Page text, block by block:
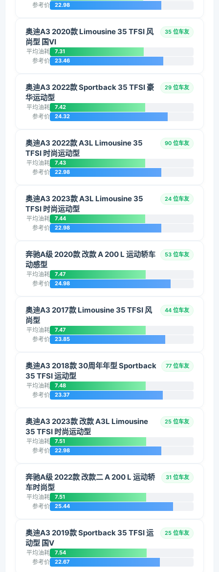
参考价 22.98
奥迪A3 2020款 Limousine 35 TFSI 风
尚型 国VI
35 位车友
平均油耗 7.31
参考价 23.46
奥迪A3 2022款 Sportback 35 TFSI 豪
华运动型
29 位车友
平均油耗 7.42
参考价 24.32
奥迪A3 2022款 A3L Limousine 35
TFSI 时尚运动型
90 位车友
平均油耗 7.43
参考价 22.98
奥迪A3 2023款 A3L Limousine 35
TFSI 时尚运动型
24 位车友
平均油耗 7.44
参考价 22.98
奔驰A级 2020款 改款 A 200 L 运动轿车
动感型
53 位车友
平均油耗 7.47
参考价 24.98
奥迪A3 2017款 Limousine 35 TFSI 风
尚型
44 位车友
平均油耗 7.47
参考价 23.85
奥迪A3 2018款 30周年年型 Sportback
35 TFSI 运动型
77 位车友
平均油耗 7.48
参考价 23.37
奥迪A3 2023款 改款 A3L Limousine
35 TFSI 时尚运动型
25 位车友
平均油耗 7.51
参考价 22.98
奔驰A级 2022款 改款二 A 200 L 运动轿
车时尚型
31 位车友
平均油耗 7.51
参考价 25.44
奥迪A3 2019款 Sportback 35 TFSI 运
动型 国V
25 位车友
平均油耗 7.54
参考价 22.67